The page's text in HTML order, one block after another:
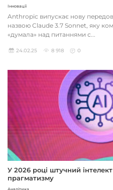
Інновації
Anthropic випускає нову
назвою Claude 3.7 Sonnet, яку
«думала» над питаннями с...
24.02.25 8 918 0
У 2026 році штучний
прагматизму